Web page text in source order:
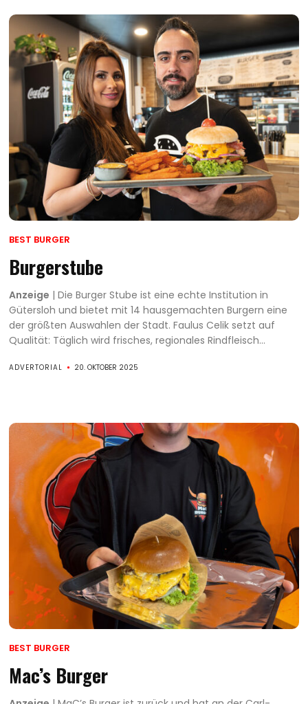
BEST BURGER
Burgerstube
Anzeige | Die Burger Stube ist eine echte Institution in
Gütersloh und bietet mit 14 hausgemachten Burgern eine
der größten Auswahlen der Stadt. Faulus Celik setzt auf
Qualität: Täglich wird frisches, regionales Rindfleisch...
ADVERTORIAL 20. OKTOBER 2025
BEST BURGER
Mac’s Burger